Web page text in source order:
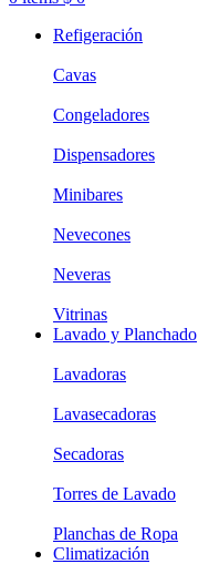
Refigeración
Cavas
Congeladores
Dispensadores
Minibares
Nevecones
Neveras
Vitrinas
Lavado y Planchado
Lavadoras
Lavasecadoras
Secadoras
Torres de Lavado
Planchas de Ropa
Climatización